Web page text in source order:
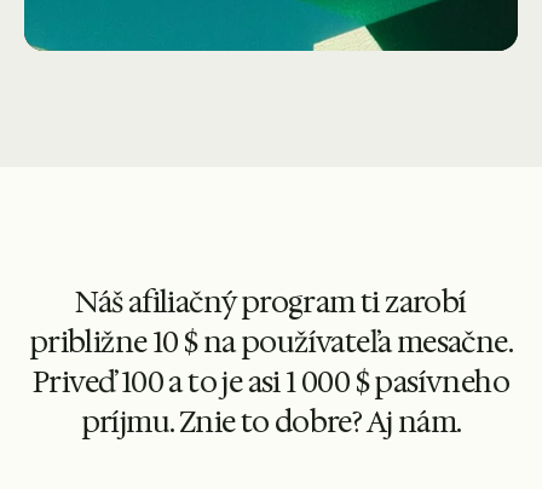
Náš afiliačný program ti zarobí
približne 10 $ na používateľa mesačne.
Priveď 100 a to je asi 1 000 $ pasívneho
príjmu. Znie to dobre? Aj nám.